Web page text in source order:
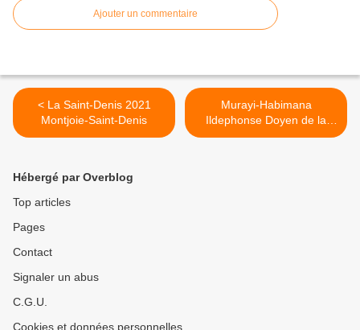
Ajouter un commentaire
< La Saint-Denis 2021
Montjoie-Saint-Denis
Murayi-Habimana
Ildephonse Doyen de la
Faculté de Droit de l'UNR le
Hébergé par Overblog
Top articles
Pages
Contact
Signaler un abus
C.G.U.
Cookies et données personnelles